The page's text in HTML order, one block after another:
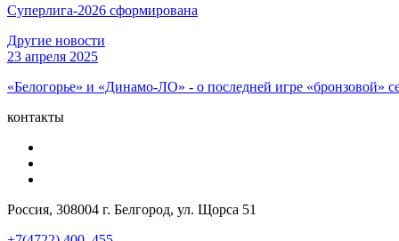
Суперлига-2026 сформирована
Другие новости
23 апреля 2025
«Белогорье» и «Динамо-ЛО» - о последней игре «бронзовой»
контакты
Россия, 308004 г. Белгород, ул. Щорса 51